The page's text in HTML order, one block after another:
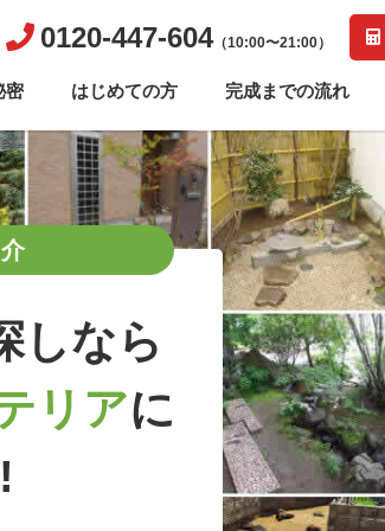
0120-447-604（10:00〜21:00）
密 はじめての方 完成までの流れ
しなら
リアに